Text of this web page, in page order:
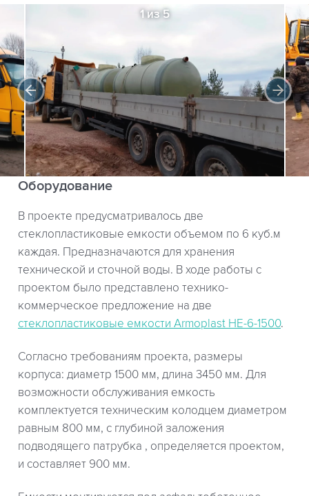
1 из 5
Оборудование
В проекте предусматривалось две
стеклопластиковые емкости объемом по 6 куб.м
каждая. Предназначаются для хранения
технической и сточной воды. В ходе работы с
проектом было представлено технико-
коммерческое предложение на две
стеклопластиковые емкости Armoplast НЕ-6-1500.
Согласно требованиям проекта, размеры
корпуса: диаметр 1500 мм, длина 3450 мм. Для
возможности обслуживания емкость
комплектуется техническим колодцем диаметром
равным 800 мм, с глубиной заложения
подводящего патрубка , определяется проектом,
и составляет 900 мм.